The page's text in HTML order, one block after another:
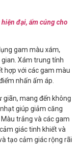
đại, ấm cúng cho
gam màu xám,
Xám trung tính
hợp với các gam màu
nhấn ấm áp.
mang đến không
giúp giảm căng
trắng và các gam
giác tinh khiết và
tạo cảm giác rộng rãi